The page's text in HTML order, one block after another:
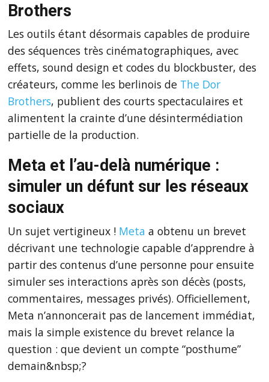
Brothers
Les outils étant désormais capables de produire
des séquences très cinématographiques, avec
effets, sound design et codes du blockbuster, des
créateurs, comme les berlinois de The Dor
Brothers, publient des courts spectaculaires et
alimentent la crainte d’une désintermédiation
partielle de la production.
Meta et l’au-delà numérique :
simuler un défunt sur les réseaux
sociaux
Un sujet vertigineux ! Meta a obtenu un brevet
décrivant une technologie capable d’apprendre à
partir des contenus d’une personne pour ensuite
simuler ses interactions après son décès (posts,
commentaires, messages privés). Officiellement,
Meta n’annoncerait pas de lancement immédiat,
mais la simple existence du brevet relance la
question : que devient un compte “posthume”
demain&nbsp;?